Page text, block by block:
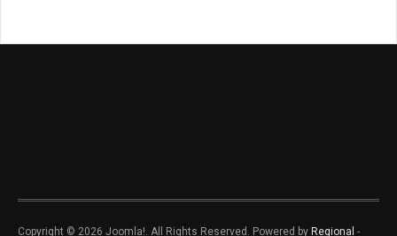
Copyright © 2026 Joomla!. All Rights Reserved. Powered by Regional -